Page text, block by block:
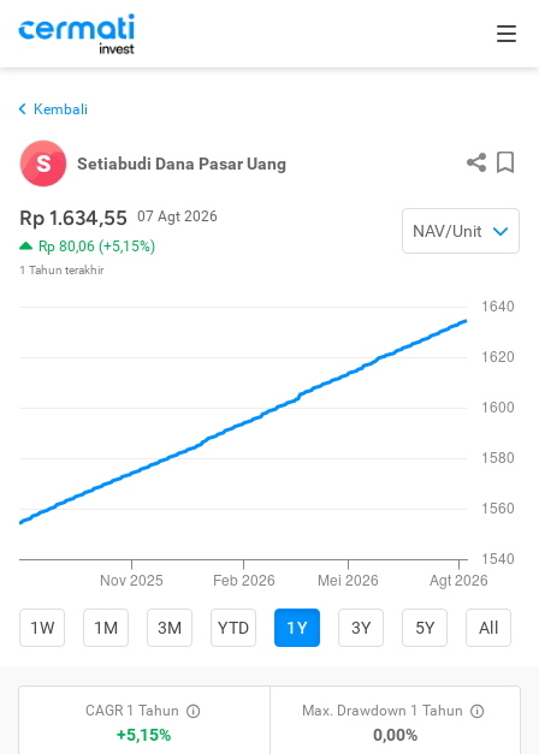
Kembali
S Setiabudi Dana Pasar Uang
Rp 1.634,55
07 Agt 2026
Rp 80,06 (+5,15%)
1 Tahun terakhir
NAV/Unit
1W 1M 3M YTD 1Y 3Y 5Y All
CAGR 1 Tahun
+5,15%
Max. Drawdown 1 Tahun
0,00%